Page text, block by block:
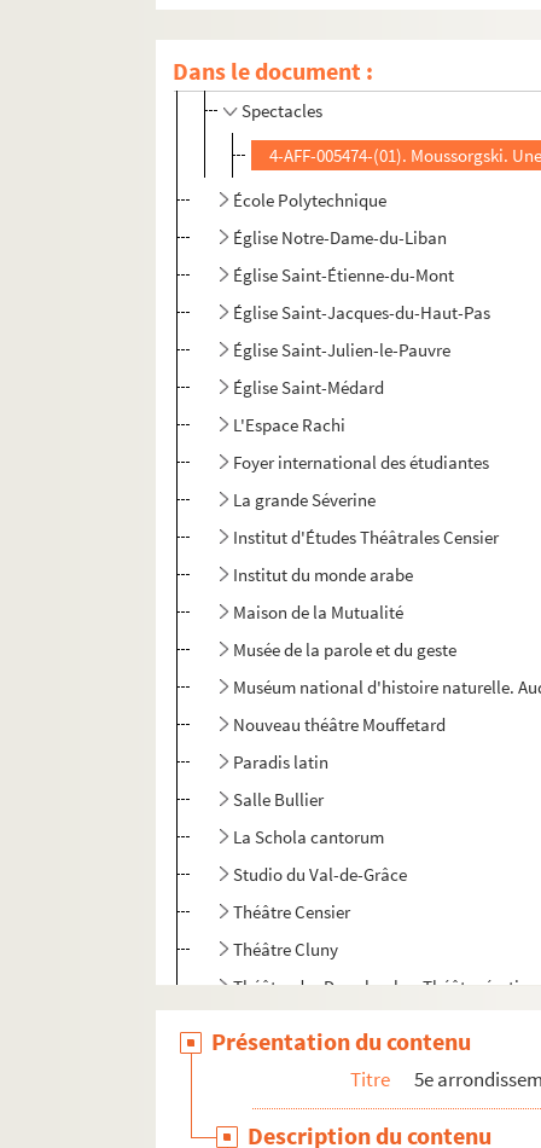
Dans le document :
Crous de Paris
Spectacles
4-AFF-005474-(01). Moussorgski.
École Polytechnique
Église Notre-Dame-du-Liban
Église Saint-Étienne-du-Mont
Église Saint-Jacques-du-Haut-Pas
Église Saint-Julien-le-Pauvre
Église Saint-Médard
L'Espace Rachi
Foyer international des étudiantes
La grande Séverine
Institut d'Études Théâtrales Censier
Institut du monde arabe
Maison de la Mutualité
Musée de la parole et du geste
Muséum national d'histoire naturelle.
Nouveau théâtre Mouffetard
Paradis latin
Salle Bullier
La Schola cantorum
Studio du Val-de-Grâce
Théâtre Censier
Théâtre Cluny
Théâtre des Deux boules. Théâtre
Théâtre de Lutèce
Présentation du contenu
Titre 5e
Description du contenu